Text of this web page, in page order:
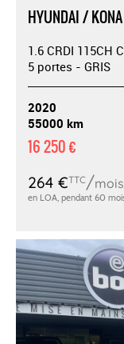
HYUNDAI / KONA
1.6 CRDI 115CH
5 portes - GRIS
2020
55000 km
16 250 €